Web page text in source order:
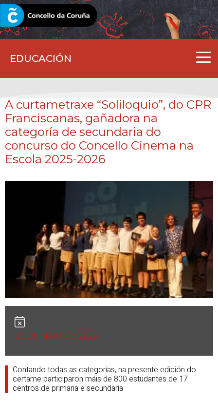
EDUCACIÓN
CORUNA.GAL
A curtametraxe “Soliloquio”, do CPR
Franciscanas, gañadora na
categoría de secundaria do
concurso do Concello Cinema na
Escola 2025-2026
20 DE MAIO DE 2026
Contando todas as categorías, na presente edición do
certame participaron máis de 800 estudantes de 17
centros de primaria e secundaria